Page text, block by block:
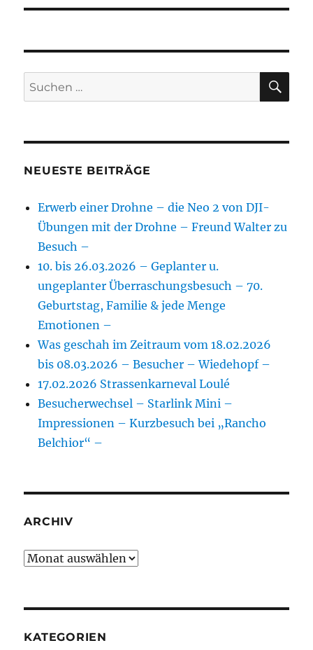
Suchen
nach:
NEUESTE BEITRÄGE
Erwerb einer Drohne – die Neo 2 von DJI-
Übungen mit der Drohne – Freund Walter zu
Besuch –
10. bis 26.03.2026 – Geplanter u.
ungeplanter Überraschungsbesuch – 70.
Geburtstag, Familie & jede Menge
Emotionen –
Was geschah im Zeitraum vom 18.02.2026
bis 08.03.2026 – Besucher – Wiedehopf –
17.02.2026 Strassenkarneval Loulé
Besucherwechsel – Starlink Mini –
Impressionen – Kurzbesuch bei „Rancho
Belchior“ –
ARCHIV
Archiv
KATEGORIEN